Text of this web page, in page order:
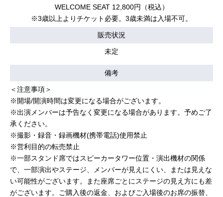
WELCOME SEAT 12,800円（税込）
※3歳以上よりチケット必要。3歳未満は入場不可。
販売状況
未定
備考
＜注意事項＞
※開場/開演時間は変更になる場合がございます。
※出演メンバーは予告なく変更になる場合があります。予めご了
承ください。
※撮影・録音・録画機材(携帯電話)使用禁止
※営利目的の転売禁止
※一部スタンド席ではスピーカータワー位置・演出機材の関係
で、一部演出やステージ、メンバーが見えにくい、または見えな
い可能性がございます。また座席ごとにステージの見え方にも差
がございます。ご購入後の返金、およびご入場後のお席の振替、